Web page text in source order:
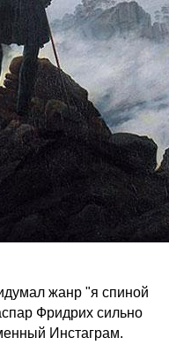
жанр "я спиной
Фридрих сильно
Инстаграм.